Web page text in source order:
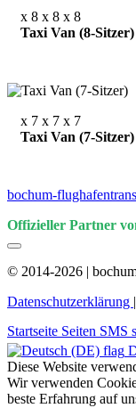
x 8 x 8 x 8
Taxi Van (8-Sitzer)
x 7 x 7 x 7
Taxi Van (7-Sitzer)
bochum-
Offizieller Partner
© 2014-2026 |
Datenschutzerklärung |
Startseite Seiten SMS
Diese Website
Wir verwenden
beste Erfahrung auf